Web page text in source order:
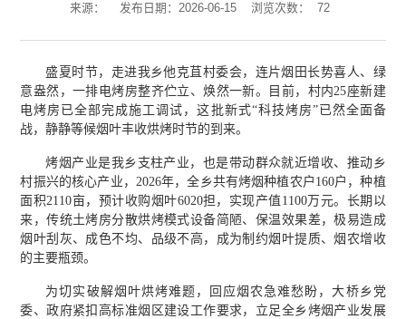
来源： 发布日期：2026-06-15 浏览次数： 72
盛夏时节，走进我乡他克苴村委会，连片烟田长势喜人、绿
意盎然，一排电烤房整齐伫立、焕然一新。目前，村内25座新建
电烤房已全部完成施工调试，这批新式“科技烤房”已然全面备
战，静静等候烟叶丰收烘烤时节的到来。
烤烟产业是我乡支柱产业，也是带动群众就近增收、推动乡
村振兴的核心产业，2026年，全乡共有烤烟种植农户160户，种植
面积2110亩，预计收购烟叶6020担，实现产值1100万元。长期以
来，传统土烤房分散烘烤模式设备简陋、保温效果差，极易造成
烟叶刮灰、成色不均、品级不高，成为制约烟叶提质、烟农增收
的主要瓶颈。
为切实破解烟叶烘烤难题，回应烟农急难愁盼，大桥乡党
委、政府紧扣高标准烟区建设工作要求，立足全乡烤烟产业发展